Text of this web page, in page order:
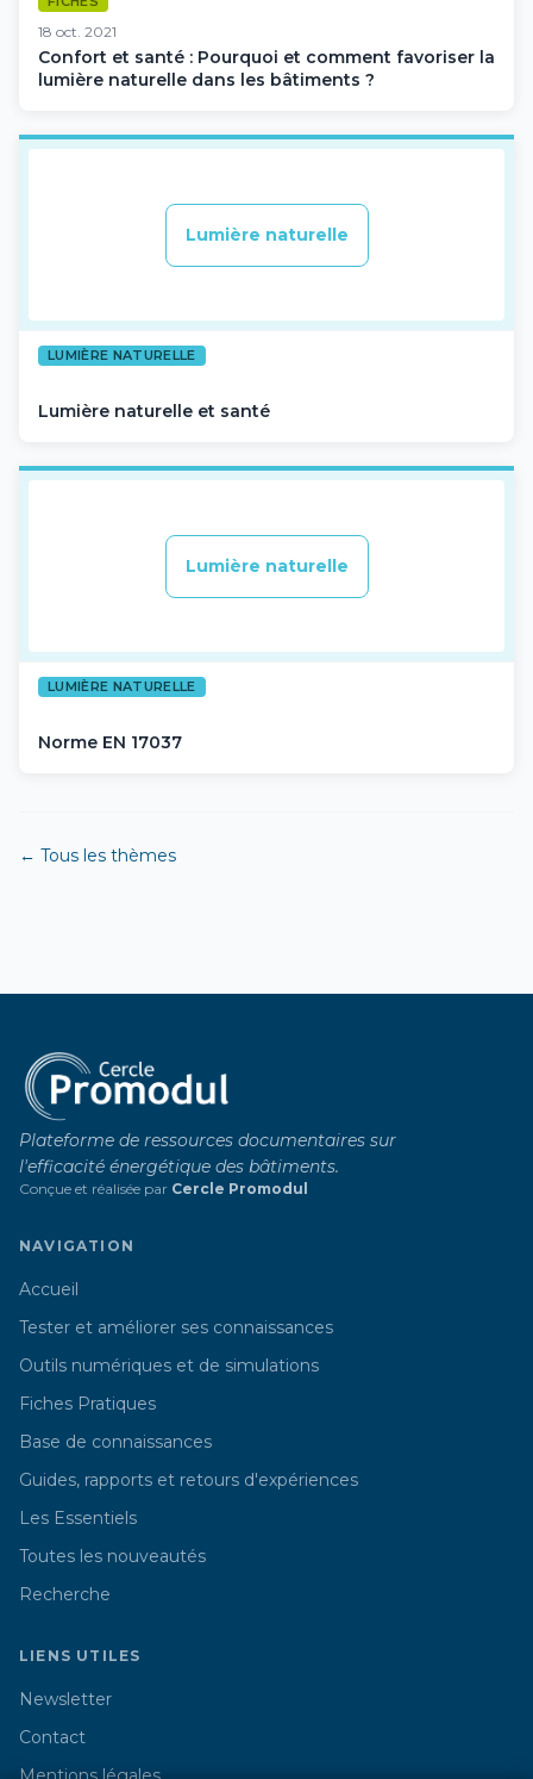
18 oct. 2021
Confort et santé : Pourquoi et comment favoriser la
lumière naturelle dans les bâtiments ?
Lumière naturelle
LUMIÈRE NATURELLE
Lumière naturelle et santé
Lumière naturelle
LUMIÈRE NATURELLE
Norme EN 17037
← Tous les thèmes
Plateforme de ressources documentaires sur
l'efficacité énergétique des bâtiments.
Conçue et réalisée par Cercle Promodul
NAVIGATION
Accueil
Tester et améliorer ses connaissances
Outils numériques et de simulations
Fiches Pratiques
Base de connaissances
Guides, rapports et retours d'expériences
Les Essentiels
Toutes les nouveautés
Recherche
LIENS UTILES
Newsletter
Contact